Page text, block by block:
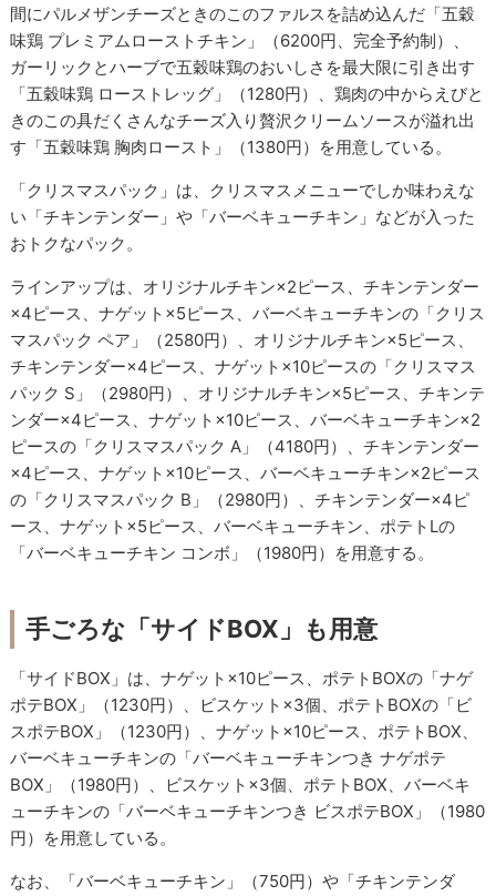
間にパルメザンチーズときのこのファルスを詰め込んだ「五穀
味鶏 プレミアムローストチキン」（6200円、完全予約制）、
ガーリックとハーブで五穀味鶏のおいしさを最大限に引き出す
「五穀味鶏 ローストレッグ」（1280円）、鶏肉の中からえびと
きのこの具だくさんなチーズ入り贅沢クリームソースが溢れ出
す「五穀味鶏 胸肉ロースト」（1380円）を用意している。
「クリスマスパック」は、クリスマスメニューでしか味わえな
い「チキンテンダー」や「バーベキューチキン」などが入った
おトクなパック。
ラインアップは、オリジナルチキン×2ピース、チキンテンダー
×4ピース、ナゲット×5ピース、バーベキューチキンの「クリス
マスパック ペア」（2580円）、オリジナルチキン×5ピース、
チキンテンダー×4ピース、ナゲット×10ピースの「クリスマス
パック S」（2980円）、オリジナルチキン×5ピース、チキンテ
ンダー×4ピース、ナゲット×10ピース、バーベキューチキン×2
ピースの「クリスマスパック A」（4180円）、チキンテンダー
×4ピース、ナゲット×10ピース、バーベキューチキン×2ピース
の「クリスマスパック B」（2980円）、チキンテンダー×4ピ
ース、ナゲット×5ピース、バーベキューチキン、ポテトLの
「バーベキューチキン コンボ」（1980円）を用意する。
手ごろな「サイドBOX」も用意
「サイドBOX」は、ナゲット×10ピース、ポテトBOXの「ナゲ
ポテBOX」（1230円）、ビスケット×3個、ポテトBOXの「ビ
スポテBOX」（1230円）、ナゲット×10ピース、ポテトBOX、
バーベキューチキンの「バーベキューチキンつき ナゲポテ
BOX」（1980円）、ビスケット×3個、ポテトBOX、バーベキ
ューチキンの「バーベキューチキンつき ビスポテBOX」（1980
円）を用意している。
なお、「バーベキューチキン」（750円）や「チキンテンダ